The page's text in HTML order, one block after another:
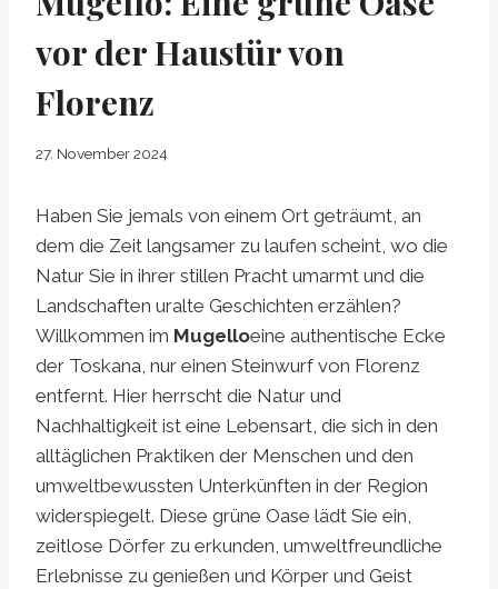
vor der Haustür von
Florenz
27. November 2024
Haben Sie jemals von einem Ort geträumt, an
dem die Zeit langsamer zu laufen scheint, wo die
Natur Sie in ihrer stillen Pracht umarmt und die
Landschaften uralte Geschichten erzählen?
Willkommen im Mugelloeine authentische Ecke
der Toskana, nur einen Steinwurf von Florenz
entfernt. Hier herrscht die Natur und
Nachhaltigkeit ist eine Lebensart, die sich in den
alltäglichen Praktiken der Menschen und den
umweltbewussten Unterkünften in der Region
widerspiegelt. Diese grüne Oase lädt Sie ein,
zeitlose Dörfer zu erkunden, umweltfreundliche
Erlebnisse zu genießen und Körper und Geist